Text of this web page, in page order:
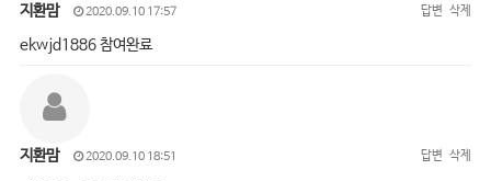
지환맘 2020.09.10 17:57 답변 삭제
ekwjd1886 참여완료
지환맘 2020.09.10 18:51 답변 삭제